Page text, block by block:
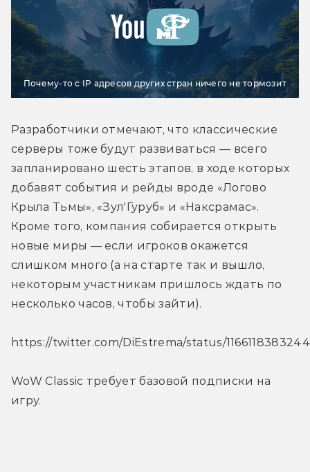
Почему-то с IP адресов других стран ничего не тормозит
Разработчики отмечают, что классические
серверы тоже будут развиваться — всего
запланировано шесть этапов, в ходе которых
добавят события и рейды вроде «Логово
Крыла Тьмы», «Зул'Гуруб» и «Наксрамас».
Кроме того, компания собирается открыть
новые миры — если игроков окажется
слишком много (а на старте так и вышло,
некоторым участникам пришлось ждать по
несколько часов, чтобы зайти).
https://twitter.com/DiEstrema/status/
WoW Classic требует базовой подписки на
игру.